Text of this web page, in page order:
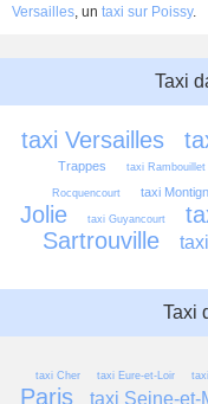
Versailles, un taxi sur Poissy.
Taxi
taxi Versailles
Trappes
taxi Rambouillet
Rocquencourt taxi
Jolie
taxi Guyancourt
Sartrouville
Taxi
taxi Cher taxi Eure-et-Loir
Paris
taxi Seine-et-